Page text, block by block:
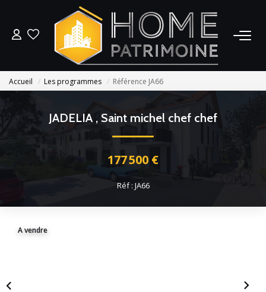
L’AGENCE
ACHETER DU NEUF
GESTION LOCATIVE
Accueil Les programmes Référence JA66
JADELIA , Saint michel chef chef
177 500 €
Réf : JA66
A vendre